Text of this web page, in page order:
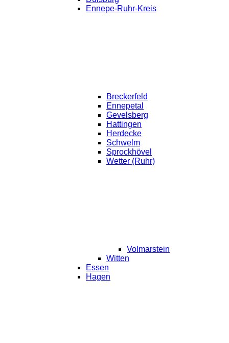
Ennepe-Ruhr-Kreis
Breckerfeld
Ennepetal
Gevelsberg
Hattingen
Herdecke
Schwelm
Sprockhövel
Wetter (Ruhr)
Volmarstein
Witten
Essen
Hagen